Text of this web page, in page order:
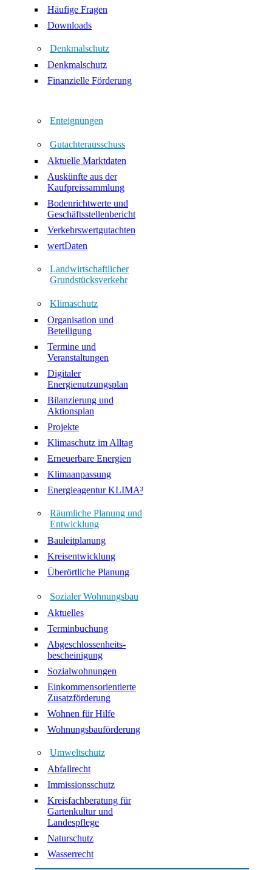
Häufige Fragen
Downloads
Denkmalschutz
Denkmalschutz
Finanzielle Förderung
Enteignungen
Gutachterausschuss
Aktuelle Marktdaten
Auskünfte aus der
Kaufpreissammlung
Bodenrichtwerte und
Geschäftsstellenbericht
Verkehrswertgutachten
wertDaten
Landwirtschaftlicher
Grundstücksverkehr
Klimaschutz
Organisation und
Beteiligung
Termine und
Veranstaltungen
Digitaler
Energienutzungsplan
Bilanzierung und
Aktionsplan
Projekte
Klimaschutz im Alltag
Erneuerbare Energien
Klimaanpassung
Energieagentur KLIMA³
Räumliche Planung und
Entwicklung
Bauleitplanung
Kreisentwicklung
Überörtliche Planung
Sozialer Wohnungsbau
Aktuelles
Terminbuchung
Abgeschlossenheits-
bescheinigung
Sozialwohnungen
Einkommensorientierte
Zusatzförderung
Wohnen für Hilfe
Wohnungsbauförderung
Umweltschutz
Abfallrecht
Immissionsschutz
Kreisfachberatung für
Gartenkultur und
Landespflege
Naturschutz
Wasserrecht